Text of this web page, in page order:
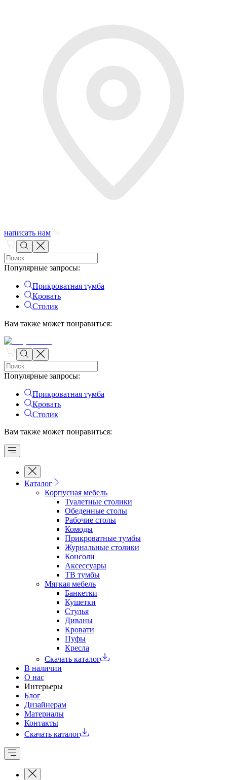
написать нам
Популярные запросы:
Прикроватная тумба
Кровать
Столик
Вам также может понравиться:
Популярные запросы:
Прикроватная тумба
Кровать
Столик
Вам также может понравиться:
Каталог
Корпусная мебель
Туалетные столики
Обеденные cтолы
Рабочие столы
Комоды
Прикроватные тумбы
Журнальные столики
Консоли
Аксессуары
ТВ тумбы
Мягкая мебель
Банкетки
Кушетки
Стулья
Диваны
Кровати
Пуфы
Кресла
Скачать каталог
В наличии
О нас
Интерьеры
Блог
Дизайнерам
Материалы
Контакты
Скачать каталог